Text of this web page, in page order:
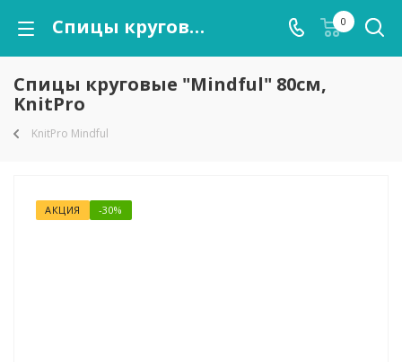
Спицы круговые "Mindful" 80см, KnitPro 0
Спицы круговые "Mindful" 80см,
KnitPro
KnitPro Mindful
АКЦИЯ -30%